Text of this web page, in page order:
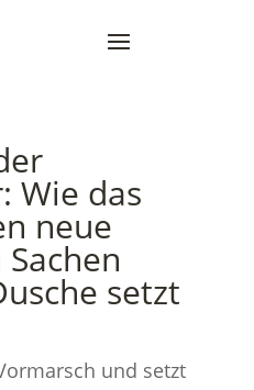
Wie das
neue
setzt
und setzt